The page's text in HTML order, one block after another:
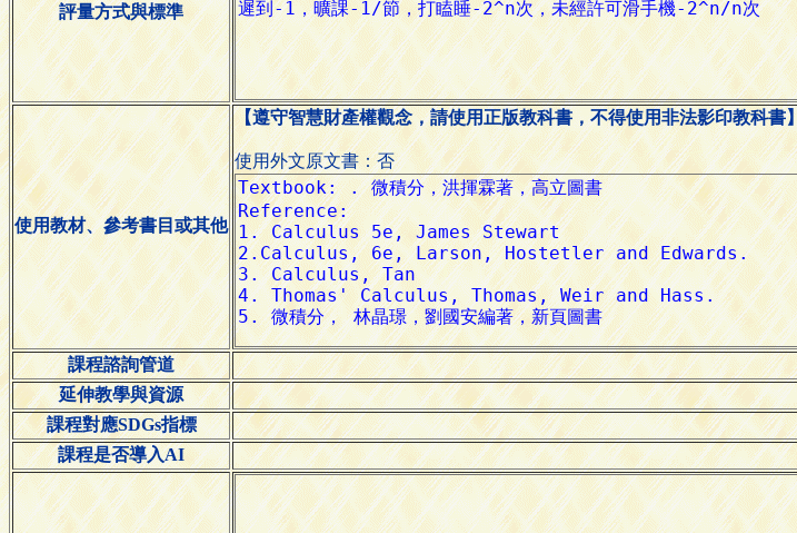
評量方式與標準
使用教材、參考書目或其他
【遵守智慧財產權觀念，請使用正版教科書，不得使用非法影印教科書】
使用外文原文書：否
課程諮詢管道
延伸教學與資源
課程對應SDGs指標
課程是否導入AI